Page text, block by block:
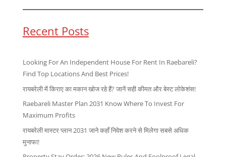
Recent Posts
Looking For An Independent House For Rent In Raebareli?
Find Top Locations And Best Prices!
रायबरेली में किराए का मकान खोज रहे हैं? जानें सही कीमत और बेस्ट लोकेशंस!
Raebareli Master Plan 2031 Know Where To Invest For
Maximum Profits
रायबरेली मास्टर प्लान 2031 जाने कहाँ निवेश करने से मिलेगा सबसे अधिक
मुनाफा!